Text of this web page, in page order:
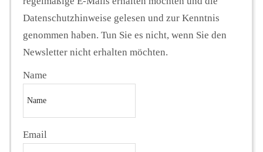
Datenschutzhinweise gelesen und zur Kenntnis
genommen haben. Tun Sie es nicht, wenn Sie den
Newsletter nicht erhalten möchten.
Name
Email